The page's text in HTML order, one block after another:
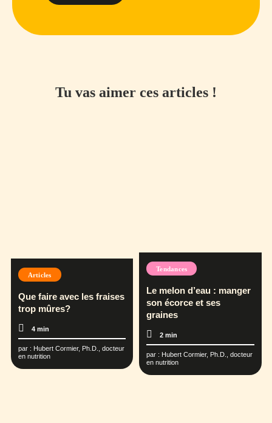
Tu vas aimer ces articles !
Articles
Que faire avec les fraises
trop mûres?
4 min
par : Hubert Cormier, Ph.D., docteur
en nutrition
Tendances
Le melon d’eau : manger
son écorce et ses
graines
2 min
par : Hubert Cormier, Ph.D., docteur
en nutrition